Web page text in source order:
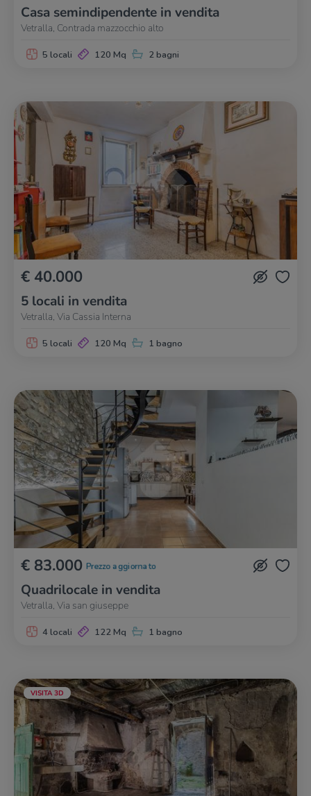
Casa semindipendente in vendita
Vetralla, Contrada mazzocchio alto
5 locali 120 Mq 2 bagni
€ 40.000
5 locali in vendita
Vetralla, Via Cassia Interna
5 locali 120 Mq 1 bagno
€ 83.000 Prezzo aggiornato
Quadrilocale in vendita
Vetralla, Via san giuseppe
4 locali 122 Mq 1 bagno
VISITA 3D